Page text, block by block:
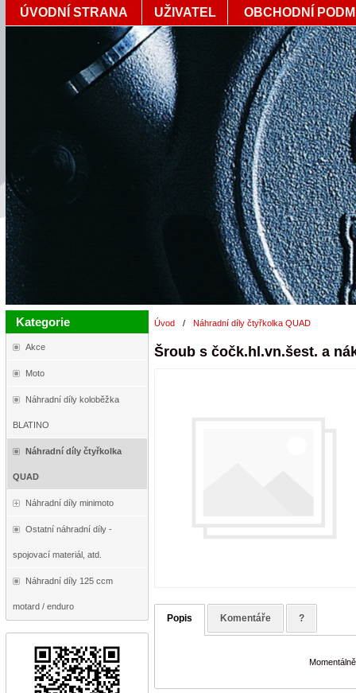
ÚVODNÍ STRANA UŽIVATEL OBCHODNÍ
Kategorie
Akce
Moto
Náhradní díly koloběžka
BLATINO
Náhradní díly čtyřkolka
QUAD
Náhradní díly minimoto
Ostatní náhradní díly -
spojovací materiál, atd.
Náhradní díly 125 ccm
motard / enduro
Úvod / Náhradní díly čtyřkolka QUAD
Šroub s čočk.hl.vn.šest. a
Popis Komentáře ?